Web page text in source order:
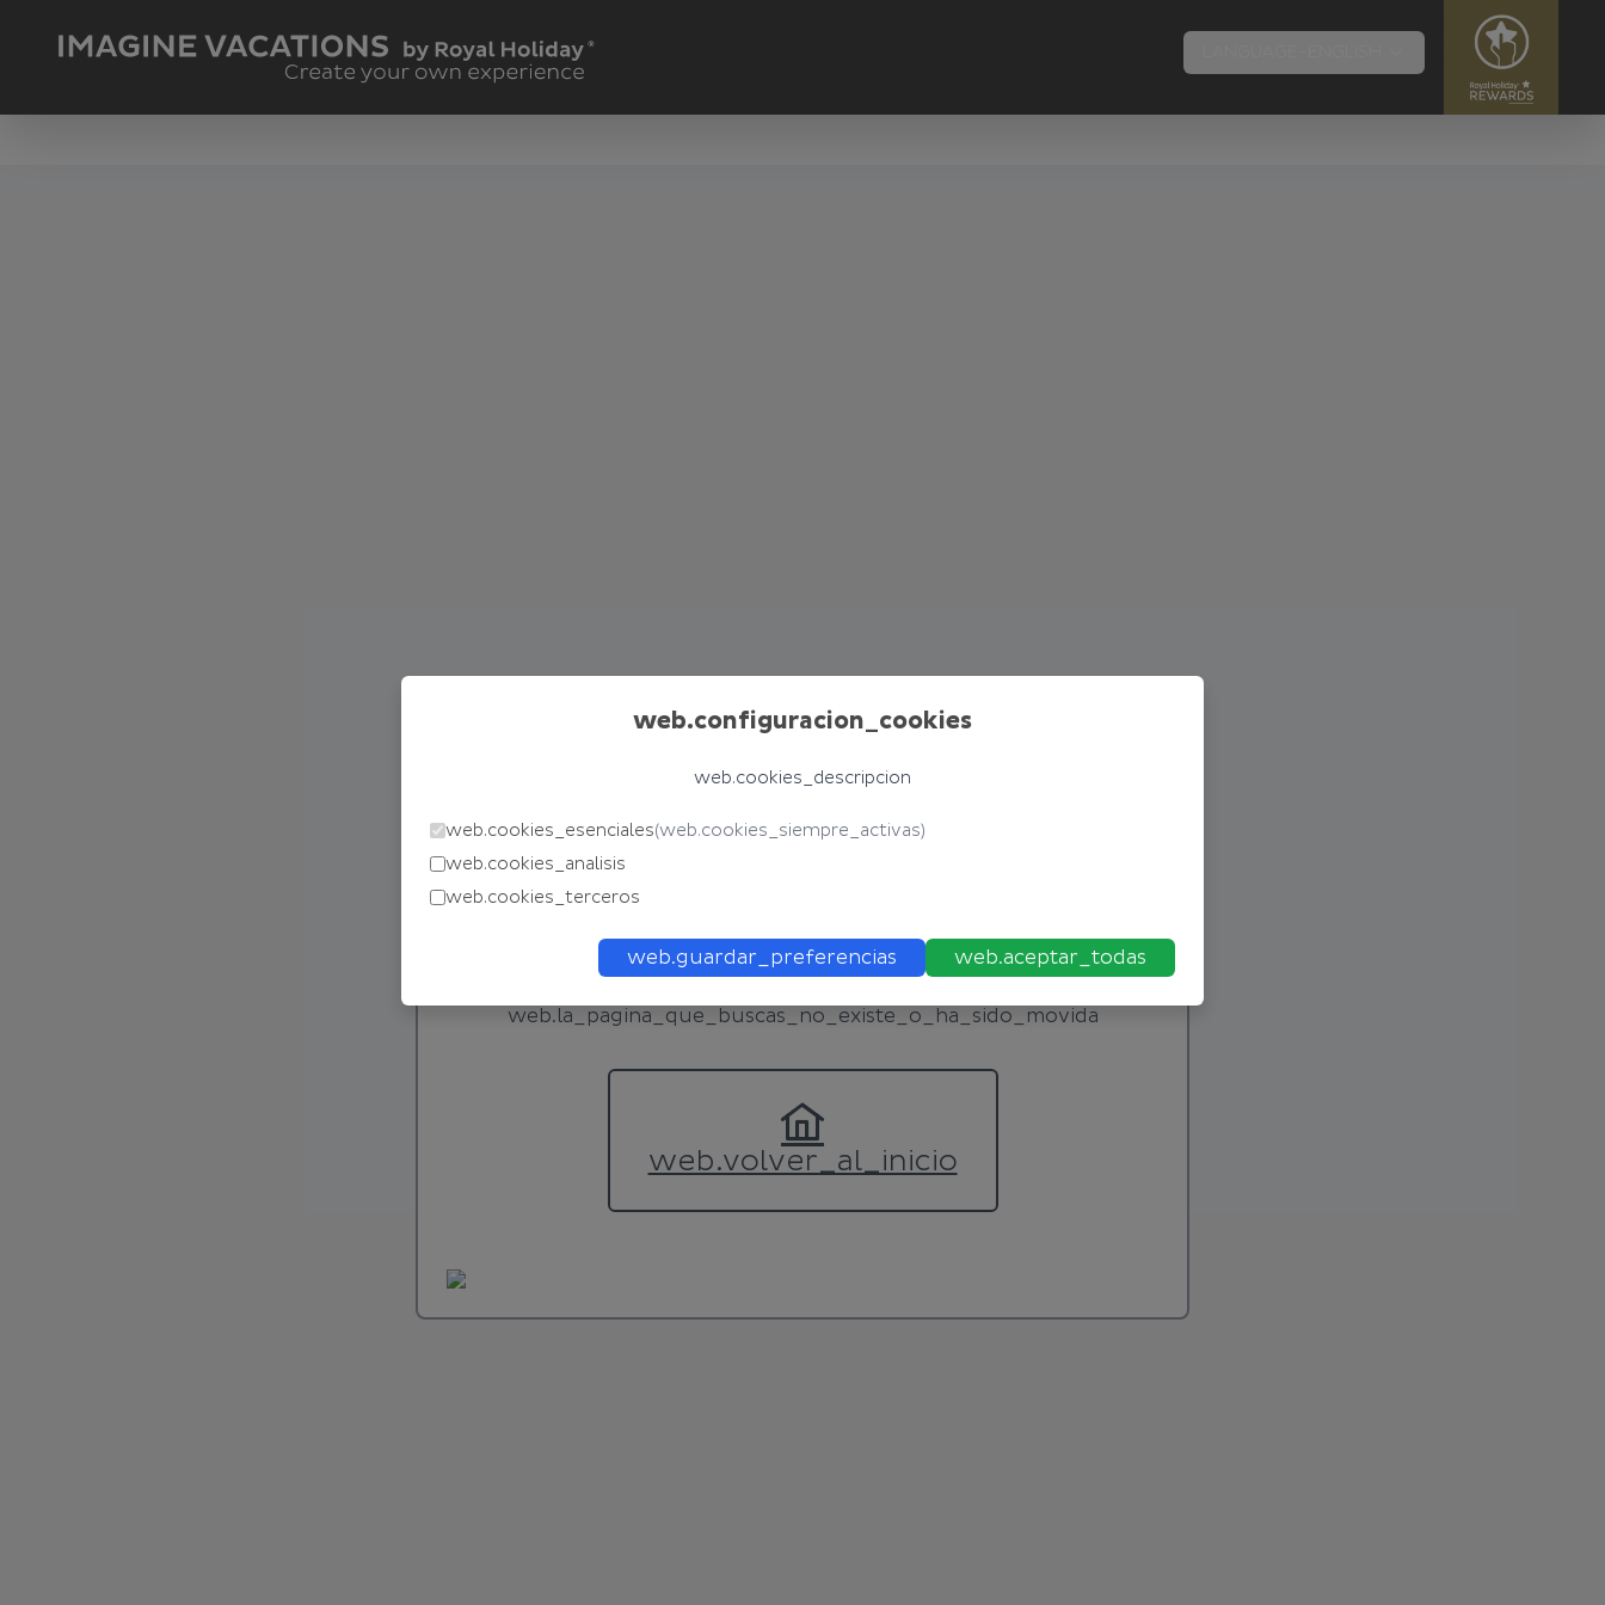
web.configuracion_cookies
web.cookies_descripcion
web.cookies_esenciales(web.cookies_siempre_activas)
web.cookies_analisis
web.cookies_terceros
web.guardar_preferencias web.aceptar_todas
web.pagina_no_encontrada
web.la_pagina_que_buscas_no_existe_o_ha_sido_movida
web.volver_al_inicio